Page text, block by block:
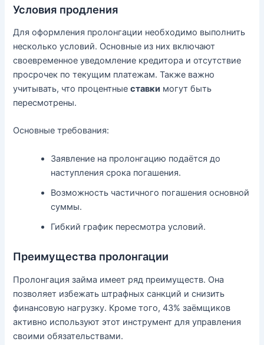
Условия продления
Для оформления пролонгации необходимо выполнить
несколько условий. Основные из них включают
своевременное уведомление кредитора и отсутствие
просрочек по текущим платежам. Также важно
учитывать, что процентныеставки могут быть
пересмотрены.
Основные требования:
Заявление на пролонгацию подаётся до
наступления срока погашения.
Возможность частичного погашения основной
суммы.
Гибкий график пересмотра условий.
Преимущества пролонгации
Пролонгация займа имеет ряд преимуществ. Она
позволяет избежать штрафных санкций и снизить
финансовую нагрузку. Кроме того, 43% заёмщиков
активно используют этот инструмент для управления
своими обязательствами.